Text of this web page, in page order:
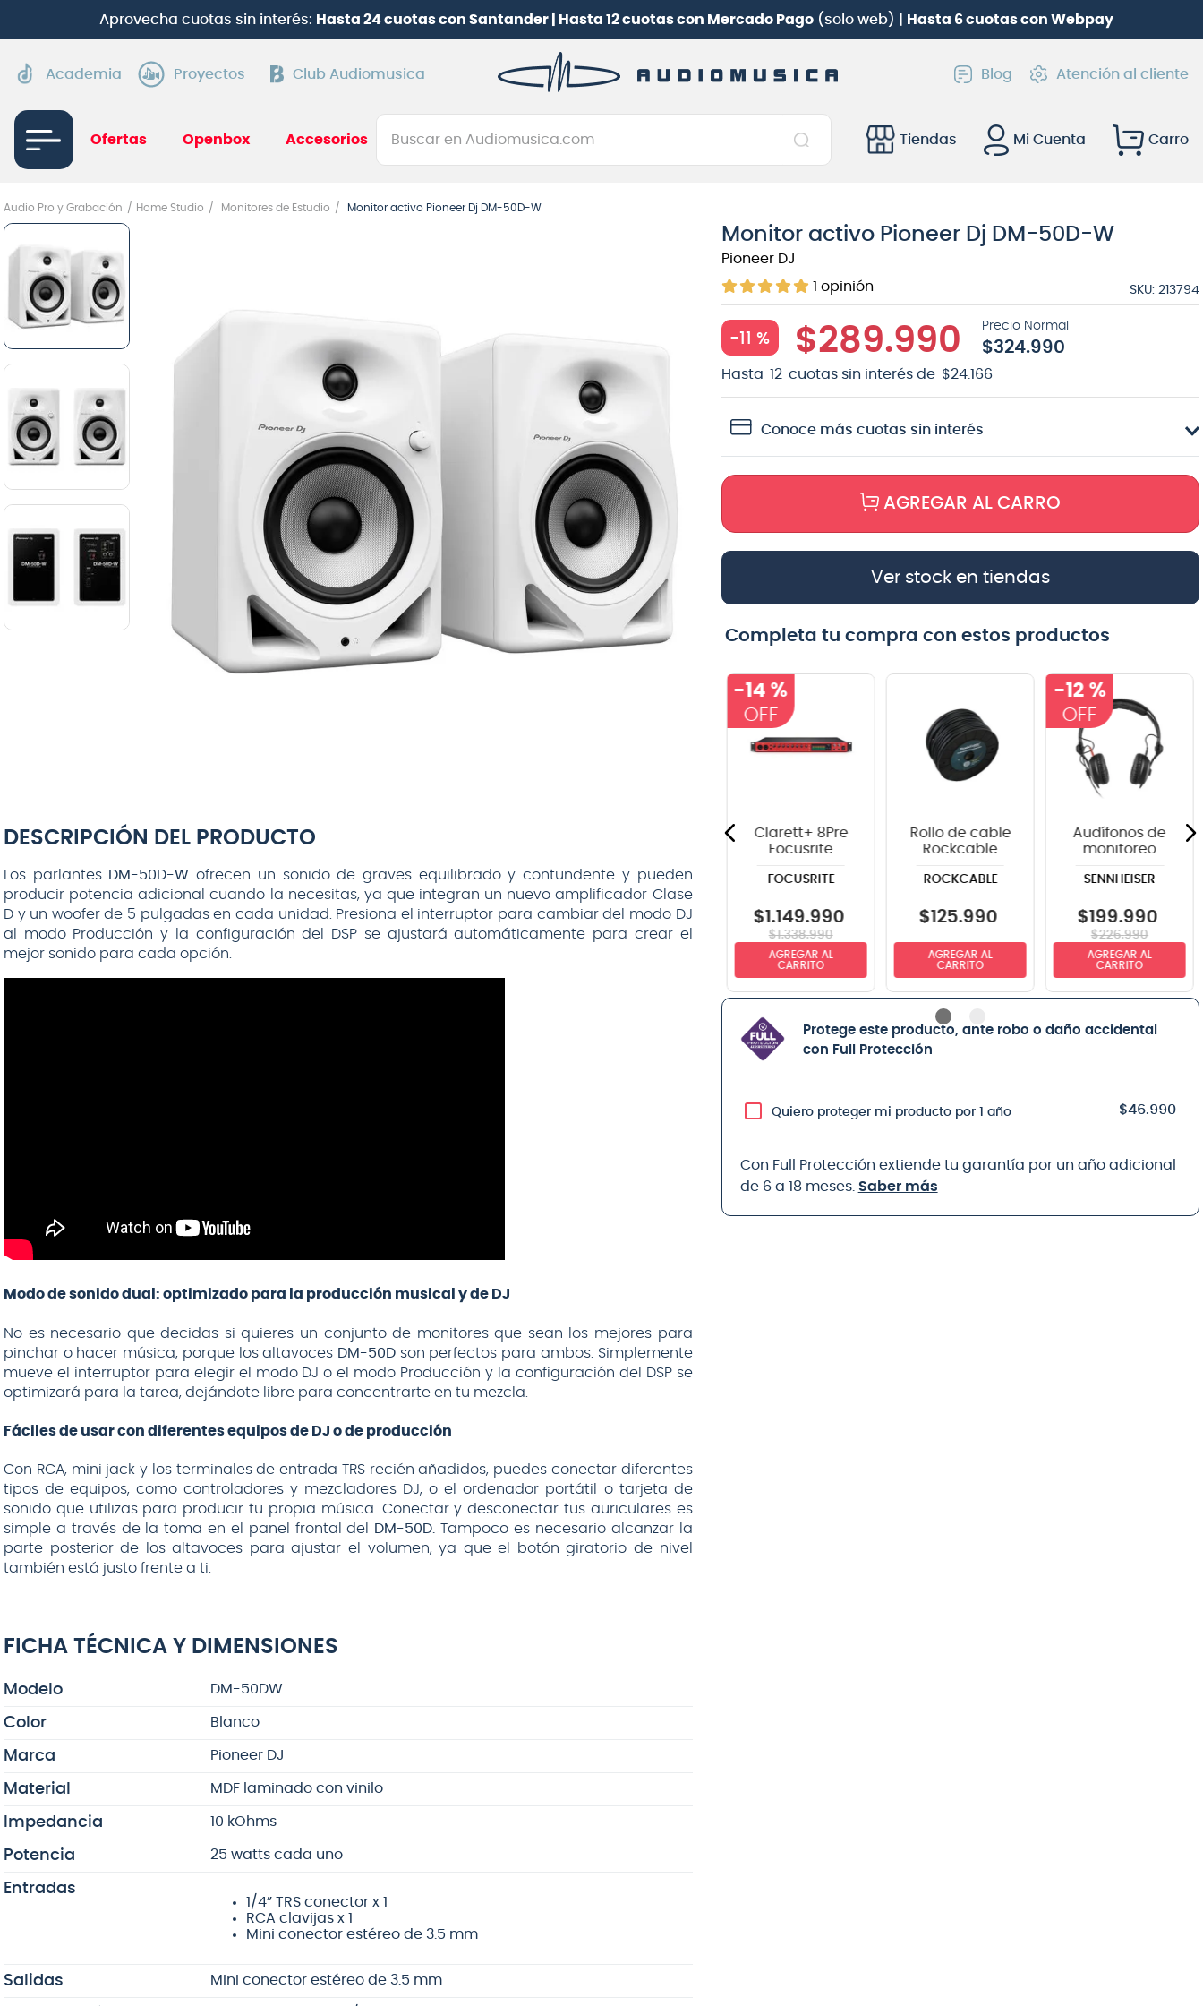
Aprovecha cuotas sin interés: Hasta 24 cuotas con Santander | Hasta 12 cuotas con Mercado Pago(solo web) | Hasta 6 cuotas con Webpay
Academia Proyectos Club Audiomusica Blog Atención al cliente
Ofertas Openbox Accesorios
Buscar en Audiomusica.com
Tiendas
Mi Cuenta
Audio Pro y Grabación Home Studio Monitores de Estudio Monitor activo Pioneer Dj DM-50D-W
DESCRIPCIÓN DEL PRODUCTO
Los parlantes DM-50D-W ofrecen un sonido de graves equilibrado y contundente y pueden
producir potencia adicional cuando la necesitas, ya que integran un nuevo amplificador Clase
D y un woofer de 5 pulgadas en cada unidad. Presiona el interruptor para cambiar del modo DJ
al modo Producción y la configuración del DSP se ajustará automáticamente para crear el
mejor sonido para cada opción.
Modo de sonido dual: optimizado para la producción musical y de DJ
No es necesario que decidas si quieres un conjunto de monitores que sean los mejores para
pinchar o hacer música, porque los altavoces DM-50D son perfectos para ambos. Simplemente
mueve el interruptor para elegir el modo DJ o el modo Producción y la configuración del DSP se
optimizará para la tarea, dejándote libre para concentrarte en tu mezcla.
Fáciles de usar con diferentes equipos de DJ o de producción
Con RCA, mini jack y los terminales de entrada TRS recién añadidos, puedes conectar diferentes
tipos de equipos, como controladores y mezcladores DJ, o el ordenador portátil o tarjeta de
sonido que utilizas para producir tu propia música. Conectar y desconectar tus auriculares es
simple a través de la toma en el panel frontal del
DM-50D. Tampoco es necesario alcanzar la
parte posterior de los altavoces para ajustar el volumen, ya que el botón giratorio de nivel
también está justo frente a ti.
FICHA TÉCNICA Y DIMENSIONES
Modelo DM-50DW
Color Blanco
Marca Pioneer DJ
Material MDF laminado con vinilo
Impedancia 10 kOhms
Potencia 25 watts cada uno
Entradas
1/4” TRS conector x 1
RCA clavijas x 1
Mini conector estéreo de 3.5 mm
Salidas Mini conector estéreo de 3.5 mm
Monitor activo Pioneer Dj DM-50D-W
Pioneer DJ
1 opinión SKU: 213794
- 11 % $289.990 $324.990
Hasta 12 cuotas sin interés de $24.166
Conoce más cuotas sin interés
AGREGAR AL CARRO
Ver stock en tiendas
Completa tu compra con estos productos
$199.990
$226 990 $32.990 $59.990
-14 %
Clarett+ 8Pre
Focusrite
Audio
FOCUSRITE
$1 .149.990
$1.338.990
AGREGAR AL
CARRITO
Rollo de cable
Rockcable
RCL10300D6 100
diámetro
ROCKCABLE
$125.990
AGREGAR AL
CARRITO
-12 %
Audífonos de
monitoreo
HD25
SENNHEISER
$199.990
$226.990
AGREGAR AL
CARRITO
Protege este producto, ante robo o daño accidental
con Full Protección
Quiero proteger mi producto por 1 año $46.990
Con Full Protección extiende tu garantía por un año adicional
de 6 a 18 meses. Saber más
1.
guitarra electrica
6
8.
micrófono
9.
bateria
10. violin